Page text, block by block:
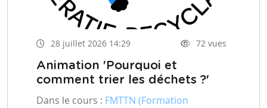
28 juillet 2026 14:29 72 vues
Animation 'Pourquoi et
comment trier les déchets ?'
Dans le cours : FMTTN (Formation